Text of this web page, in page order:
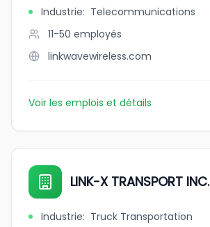
Industrie: Telecommunications
11-50 employés
linkwavewireless.com
Voir les emplois et détails
LINK-X TRANSPORT INC.
Industrie: Truck Transportation